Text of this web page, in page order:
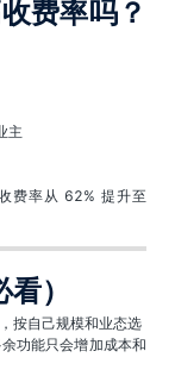
费率吗？
主
费率从 62% 提升至
）
按自己规模和业态选
功能只会增加成本和